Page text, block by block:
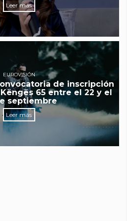
Leer más
EUROVISIÓN
de inscripción
65 entre el 22 y el
septiembre
Leer más